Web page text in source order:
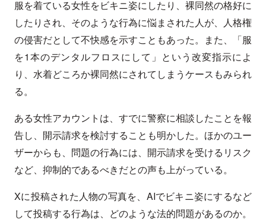
服を着ている女性をビキニ姿にしたり、裸同然の格好に
したりされ、そのような行為に悩まされた人が、人格権
の侵害だとして不快感を示すこともあった。また、「服
を1本のデンタルフロスにして」という改変指示によ
り、水着どころか裸同然にされてしまうケースもみられ
る。
ある女性アカウントは、すでに警察に相談したことを報
告し、開示請求を検討することも明かした。ほかのユー
ザーからも、問題の行為には、開示請求を受けるリスク
など、抑制的であるべきだとの声も上がっている。
Xに投稿された人物の写真を、AIでビキニ姿にするなど
して投稿する行為は、どのような法的問題があるのか。